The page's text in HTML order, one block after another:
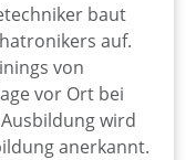
baut
auf.
von
vor Ort bei
wird
anerkannt.